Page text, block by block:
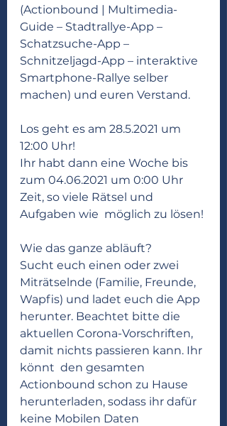
(Actionbound | Multimedia-
Guide – Stadtrallye-App –
Schatzsuche-App –
Schnitzeljagd-App – interaktive
Smartphone-Rallye selber
machen) und euren Verstand.
Los geht es am 28.5.2021 um
12:00 Uhr!
Ihr habt dann eine Woche bis
zum 04.06.2021 um 0:00 Uhr
Zeit, so viele Rätsel und
Aufgaben wie  möglich zu lösen!
Wie das ganze abläuft?
Sucht euch einen oder zwei
Miträtselnde (Familie, Freunde,
Wapfis) und ladet euch die App
herunter. Beachtet bitte die
aktuellen Corona-Vorschriften,
damit nichts passieren kann. Ihr
könnt  den gesamten
Actionbound schon zu Hause
herunterladen, sodass ihr dafür
keine Mobilen Daten